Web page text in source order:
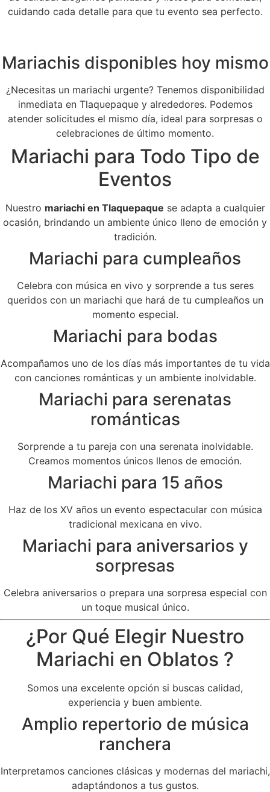
cuidando cada detalle para que tu evento sea perfecto.
Mariachis disponibles hoy mismo
¿Necesitas un mariachi urgente? Tenemos disponibilidad
inmediata en Tlaquepaque y alrededores. Podemos
atender solicitudes el mismo día, ideal para sorpresas o
celebraciones de último momento.
Mariachi para Todo Tipo de
Eventos
Nuestro mariachi en Tlaquepaque se adapta a cualquier
ocasión, brindando un ambiente único lleno de emoción y
tradición.
Mariachi para cumpleaños
Celebra con música en vivo y sorprende a tus seres
queridos con un mariachi que hará de tu cumpleaños un
momento especial.
Mariachi para bodas
Acompañamos uno de los días más importantes de tu vida
con canciones románticas y un ambiente inolvidable.
Mariachi para serenatas
románticas
Sorprende a tu pareja con una serenata inolvidable.
Creamos momentos únicos llenos de emoción.
Mariachi para 15 años
Haz de los XV años un evento espectacular con música
tradicional mexicana en vivo.
Mariachi para aniversarios y
sorpresas
Celebra aniversarios o prepara una sorpresa especial con
un toque musical único.
¿Por Qué Elegir Nuestro
Mariachi en Oblatos ?
Somos una excelente opción si buscas calidad,
experiencia y buen ambiente.
Amplio repertorio de música
ranchera
Interpretamos canciones clásicas y modernas del mariachi,
adaptándonos a tus gustos.